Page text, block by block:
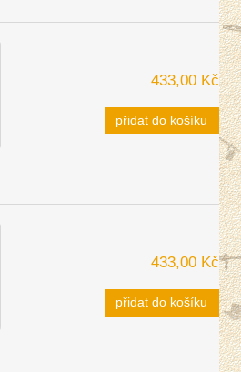
433,00 Kč
přidat do košíku
433,00 Kč
přidat do košíku